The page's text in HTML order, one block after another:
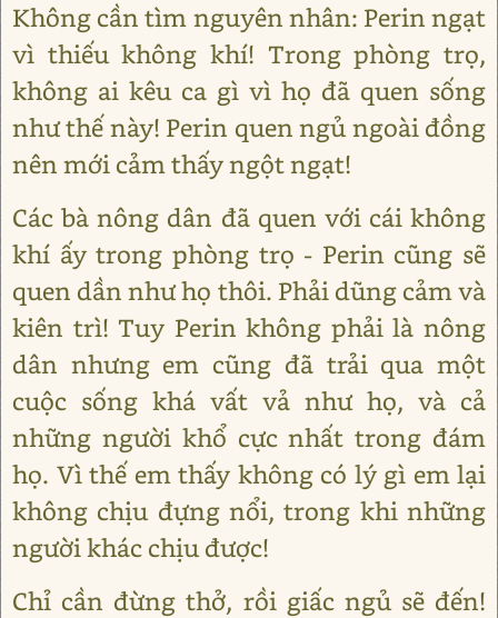
Không cần tìm nguyên nhân: Perin ngạt
vì thiếu không khí! Trong phòng trọ,
không ai kêu ca gì vì họ đã quen sống
như thế này! Perin quen ngủ ngoài đồng
nên mới cảm thấy ngột ngạt!
Các bà nông dân đã quen với cái không
khí ấy trong phòng trọ - Perin cũng sẽ
quen dần như họ thôi. Phải dũng cảm và
kiên trì! Tuy Perin không phải là nông
dân nhưng em cũng đã trải qua một
cuộc sống khá vất vả như họ, và cả
những người khổ cực nhất trong đám
họ. Vì thế em thấy không có lý gì em lại
không chịu đựng nổi, trong khi những
người khác chịu được!
Chỉ cần đừng thở, rồi giấc ngủ sẽ đến!